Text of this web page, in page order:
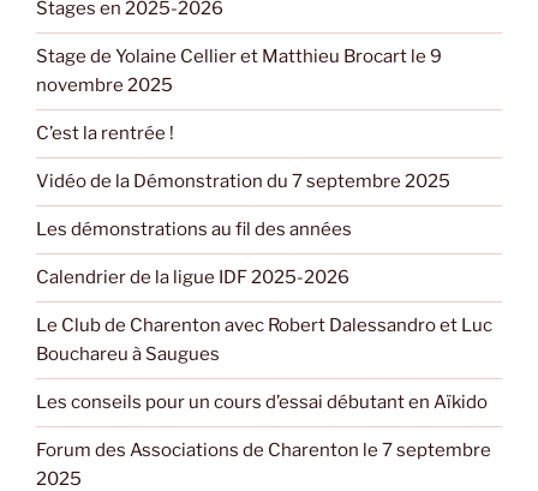
Stages en 2025-2026
Stage de Yolaine Cellier et Matthieu Brocart le 9
novembre 2025
C’est la rentrée !
Vidéo de la Démonstration du 7 septembre 2025
Les démonstrations au fil des années
Calendrier de la ligue IDF 2025-2026
Le Club de Charenton avec Robert Dalessandro et Luc
Bouchareu à Saugues
Les conseils pour un cours d’essai débutant en Aïkido
Forum des Associations de Charenton le 7 septembre
2025